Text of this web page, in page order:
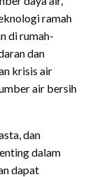
ramah
di rumah-
dan
krisis air
air bersih
dan
dalam
dapat